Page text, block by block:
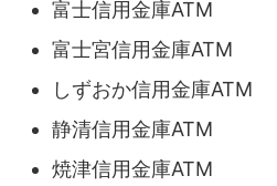
富士信用金庫ATM
富士宮信用金庫ATM
しずおか信用金庫ATM
静清信用金庫ATM
焼津信用金庫ATM